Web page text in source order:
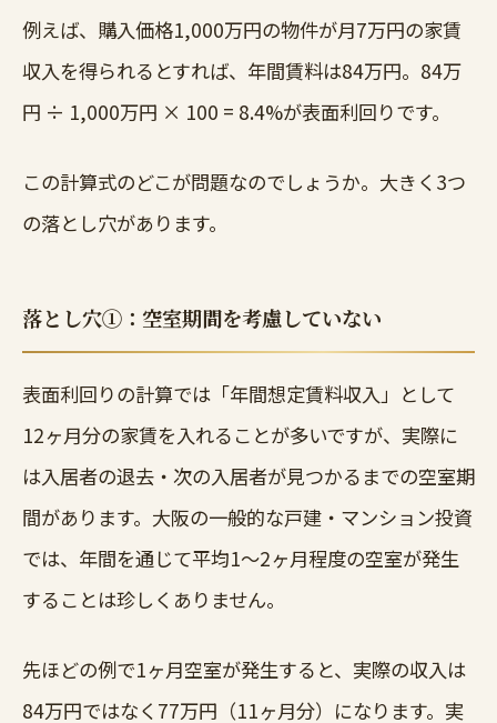
例えば、購入価格1,000万円の物件が月7万円の家賃
収入を得られるとすれば、年間賃料は84万円。84万
円 ÷ 1,000万円 × 100 = 8.4%が表面利回りです。
この計算式のどこが問題なのでしょうか。大きく3つ
の落とし穴があります。
落とし穴①：空室期間を考慮していない
表面利回りの計算では「年間想定賃料収入」として
12ヶ月分の家賃を入れることが多いですが、実際に
は入居者の退去・次の入居者が見つかるまでの空室期
間があります。大阪の一般的な戸建・マンション投資
では、年間を通じて平均1〜2ヶ月程度の空室が発生
することは珍しくありません。
先ほどの例で1ヶ月空室が発生すると、実際の収入は
84万円ではなく77万円（11ヶ月分）になります。実